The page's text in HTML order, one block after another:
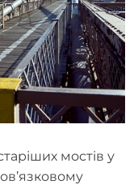
мостів у